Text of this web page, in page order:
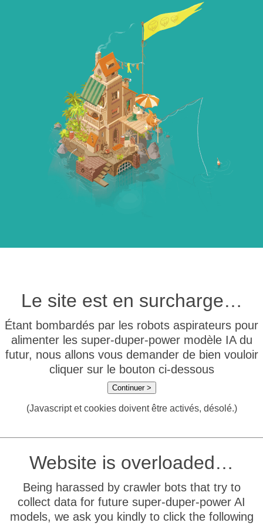
Le site est en surcharge…
Étant bombardés par les robots aspirateurs pour
alimenter les super-duper-power modèle IA du
futur, nous allons vous demander de bien vouloir
cliquer sur le bouton ci-dessous
Continuer >
(Javascript et cookies doivent être activés, désolé.)
Website is overloaded…
Being harassed by crawler bots that try to
collect data for future super-duper-power AI
models, we ask you kindly to click the following